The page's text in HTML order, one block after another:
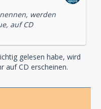
werden
auf CD
gelesen habe, wird
auf CD erscheinen.